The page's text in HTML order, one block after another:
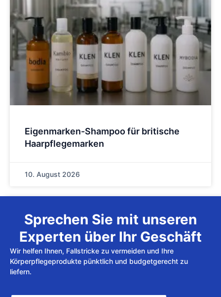
Eigenmarken-Shampoo für britische
Haarpflegemarken
10. August 2026
Sprechen Sie mit unseren
Experten über Ihr Geschäft
Wir helfen Ihnen, Fallstricke zu vermeiden und Ihre
Körperpflegeprodukte pünktlich und budgetgerecht zu
liefern.